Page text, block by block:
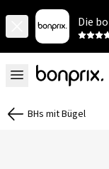
Die
BHs mit Bügel